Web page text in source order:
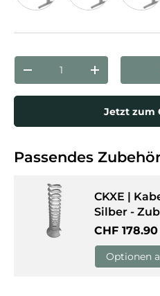
Anzahl
Menge verringernMenge
Jetzt zum
Passendes
CKXE |
Silber -
Normaler
CHF 178.90
Optionen